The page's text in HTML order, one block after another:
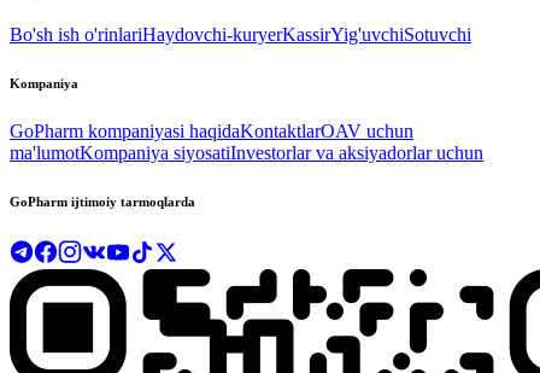
Bo'sh ish o'rinlariHaydovchi-kuryerKassirYig'uvchiSotuvchi
Kompaniya
GoPharm kompaniyasi haqidaKontaktlarOAV uchun
ma'lumotKompaniya siyosatiInvestorlar va aksiyadorlar uchun
GoPharm ijtimoiy tarmoqlarda